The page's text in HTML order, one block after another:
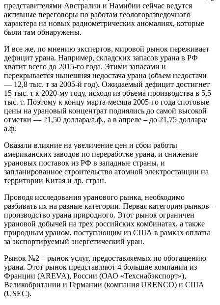
представителями Австралии и Намибии сейчас ведутся
активные переговоры по работам геологоразведочного
характера на новых радиометрических аномалиях, которые
были там обнаружены.
И все же, по мнению экспертов, мировой рынок переживает
дефицит урана. Например, складских запасов урана в РФ
хватит всего до 2015-го года. Этими запасами и
перекрывается нынешняя недостача урана (объем недостачи
— 12,8 тыс. т за 2005-й год). Ожидаемый дефицит достигнет
15 тыс. т к 2020-му году, исходя из объема производства в 5,5
тыс. т. Поэтому к концу марта-месяца 2005-го года спотовые
цены на урановый концентрат поднялись до самой высокой
отметки — 21,50 доллара/а.ф., а в апреле – до 21,75 доллара/
а.ф.
Оказали влияние на увеличение цен и сбои работы
американских заводов по переработке урана, и снижение
урановых поставок из РФ в западные страны, и
запланированное строительство атомной электростанции на
территории Китая и др. стран.
Проводя исследования уранового рынка, необходимо
разбивать их на разные категории. Первая категория рынков –
производство урана природного. Этот рынок ограничен
урановой добычей на трех российских комбинатах, а также
природным ураном, поступающим из США в рамках оплаты
за экспортируемый энергетический уран.
Рынок №2 – рынок услуг, предоставляемых по обогащению
урана. Этот рынок представляют 4 большие компании из
Франции (AREVA), России (ОАО «Техснабэкспорт»),
Великобритании и Германии (компания URENCO) и США
(USEC).